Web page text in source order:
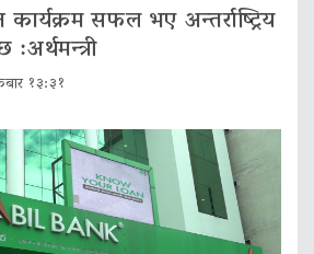
कार्यक्रम सफल भए अन्तर्राष्ट्रिय
१३:३१